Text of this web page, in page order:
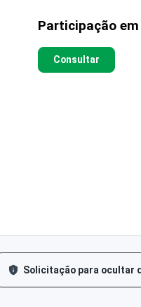
Participação
Consultar
Solicitação para ocultar